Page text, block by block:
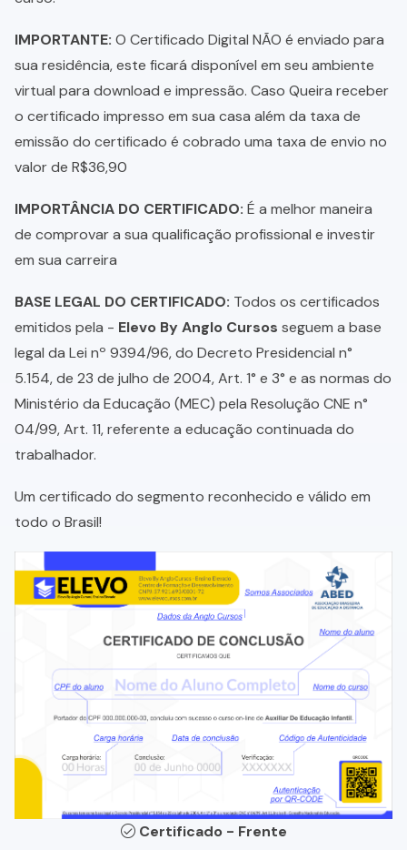
IMPORTANTE: O Certificado Digital NÃO é enviado para
sua residência, este ficará disponível em seu ambiente
virtual para download e impressão. Caso Queira receber
o certificado impresso em sua casa além da taxa de
emissão do certificado é cobrado uma taxa de envio no
valor de R$36,90
IMPORTÂNCIA DO CERTIFICADO: É a melhor maneira
de comprovar a sua qualificação profissional e investir
em sua carreira
BASE LEGAL DO CERTIFICADO: Todos os certificados
emitidos pela - Elevo By Anglo Cursos seguem a base
legal da Lei nº 9394/96, do Decreto Presidencial n°
5.154, de 23 de julho de 2004, Art. 1° e 3° e as normas do
Ministério da Educação (MEC) pela Resolução CNE n°
04/99, Art. 11, referente a educação continuada do
trabalhador.
Um certificado do segmento reconhecido e válido em
todo o Brasil!
Certificado - Frente